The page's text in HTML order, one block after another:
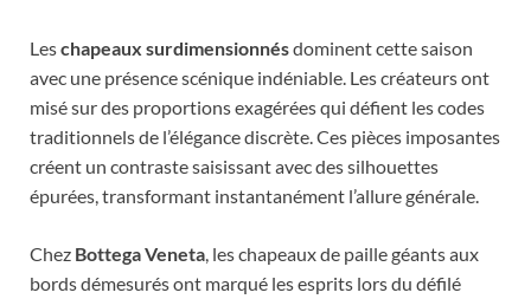
Leschapeaux surdimensionnésdominent cette saison
avec une présence scénique indéniable. Les créateurs ont
misé sur des proportions exagérées qui défient les codes
traditionnels de l’élégance discrète. Ces pièces imposantes
créent un contraste saisissant avec des silhouettes
épurées, transformant instantanément l’allure générale.
Chez Bottega Veneta, les chapeaux de paille géants aux
bords démesurés ont marqué les esprits lors du défilé